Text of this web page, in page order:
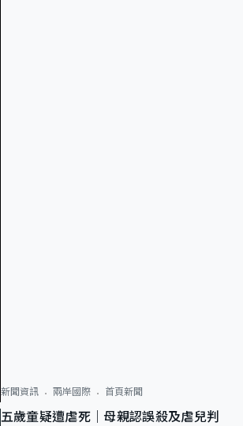
新聞資訊 兩岸國際 首頁新聞
五歲童疑遭虐死｜母親認誤殺及虐兒判